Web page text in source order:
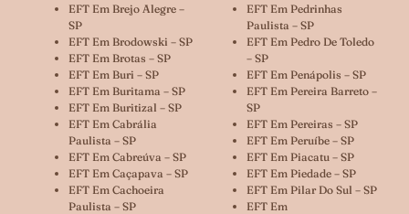
EFT Em Brejo Alegre –
SP
EFT Em Brodowski – SP
EFT Em Brotas – SP
EFT Em Buri – SP
EFT Em Buritama – SP
EFT Em Buritizal – SP
EFT Em Cabrália
Paulista – SP
EFT Em Cabreúva – SP
EFT Em Caçapava – SP
EFT Em Cachoeira
Paulista – SP
EFT Em Pedrinhas
Paulista – SP
EFT Em Pedro De Toledo
– SP
EFT Em Penápolis – SP
EFT Em Pereira Barreto –
SP
EFT Em Pereiras – SP
EFT Em Peruíbe – SP
EFT Em Piacatu – SP
EFT Em Piedade – SP
EFT Em Pilar Do Sul – SP
EFT Em